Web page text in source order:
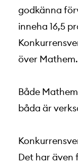
godkänna
inneha 16,5
över Mathem.
Både
båda är
Det har